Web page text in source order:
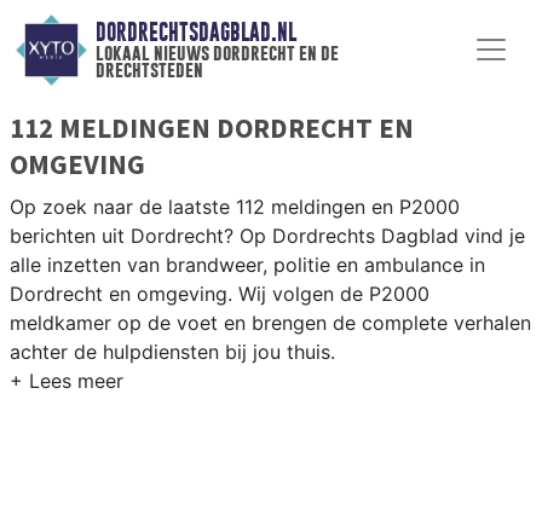
DORDRECHTSDAGBLAD.NL
lokaal nieuws dordrecht en de
drechtsteden
112 MELDINGEN DORDRECHT EN
OMGEVING
Op zoek naar de laatste 112 meldingen en P2000
berichten uit Dordrecht? Op Dordrechts Dagblad vind je
alle inzetten van brandweer, politie en ambulance in
Dordrecht en omgeving. Wij volgen de P2000
meldkamer op de voet en brengen de complete verhalen
achter de hulpdiensten bij jou thuis.